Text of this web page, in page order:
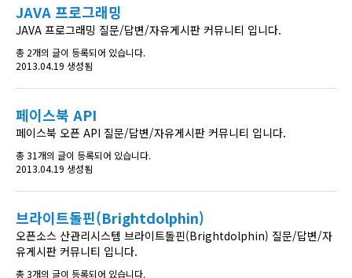
JAVA 프로그래밍
JAVA 프로그래밍 질문/답변/자유게시판 커뮤니티 입니다.
총 2개의 글이 등록되어 있습니다.
2013.04.19 생성됨
페이스북 API
페이스북 오픈 API 질문/답변/자유게시판 커뮤니티 입니다.
총 31개의 글이 등록되어 있습니다.
2013.04.19 생성됨
브라이트돌핀(Brightdolphin)
오픈소스 산관리시스템 브라이트돌핀(Brightdolphin) 질문/답변/자
유게시판 커뮤니티 입니다.
총 3개의 글이 등록되어 있습니다.